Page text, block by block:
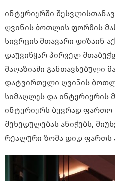
ინტერიერში
ღვინის ბოთლის ფორმის
სივრცის მთავარი დიზაინ
დაუვიწყარ პირველ
მაღაზიაში განთავსებული
დატვირთული ღვინის
სიმაღლეს და ინტერიერის
ინტერიერს ბევრად ფართო
შეხედულებას ანიჭებს,
რეალური ზომა დიდ ფართს